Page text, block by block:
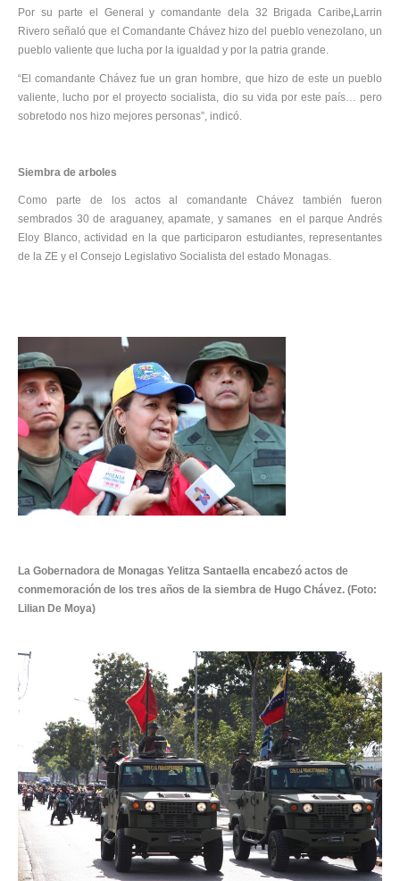
Por su parte el General y comandante dela 32 Brigada Caribe,Larrin
Rivero señaló que el Comandante Chávez hizo del pueblo venezolano, un
pueblo valiente que lucha por la igualdad y por la patria grande.
“El comandante Chávez fue un gran hombre, que hizo de este un pueblo
valiente, lucho por el proyecto socialista, dio su vida por este país… pero
sobretodo nos hizo mejores personas”, indicó.
Siembra de arboles
Como parte de los actos al comandante Chávez también fueron
sembrados 30 de araguaney, apamate, y samanes en el parque Andrés
Eloy Blanco, actividad en la que participaron estudiantes, representantes
de la ZE y el Consejo Legislativo Socialista del estado Monagas.
La Gobernadora de Monagas Yelitza Santaella encabezó actos de
conmemoración de los tres años de la siembra de Hugo Chávez. (Foto:
Lilian De Moya)